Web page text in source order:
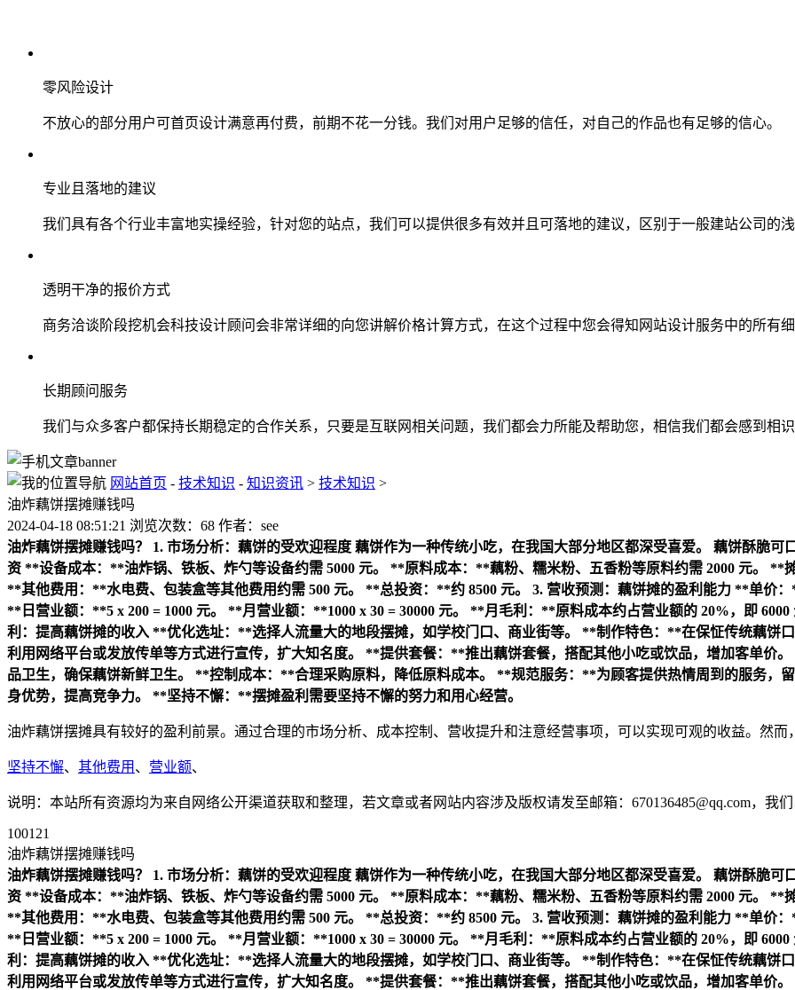
零风险设计
不放心的部分用户可首页设计满意再付费，前期不花一分钱。我们对用户足够的信任，对自己的作品也有足够的信心。
专业且落地的建议
我们具有各个行业丰富地实操经验，针对您的站点，我们可以提供很多有效并且可落地的建议，区别于一般建站公司的
透明干净的报价方式
商务洽谈阶段挖机会科技设计顾问会非常详细的向您讲解价格计算方式，在这个过程中您会得知网站设计服务中的所有
长期顾问服务
我们与众多客户都保持长期稳定的合作关系，只要是互联网相关问题，我们都会力所能及帮助您，相信我们都会感到相
网站首页 - 技术知识 - 知识资讯 > 技术知识 >
油炸藕饼摆摊赚钱吗
2024-04-18 08:51:21 浏览次数：68 作者：see
油炸藕饼摆摊赚钱吗？
1. 市场分析：藕饼的受欢迎程度 藕饼作为一种传统小吃，在我国大部分地区都深受喜爱。
藕饼酥脆可
资 **设备成本：**油炸锅、铁板、炸勺等设备约需 5000 元。 **原料成本：**藕粉、糯米粉、五香粉等原料约需 2000 元。
**
**其他费用：**水电费、包装盒等其他费用约需 500 元。
**总投资：**约 8500 元。 3. 营收预测：藕饼摊的盈利能力 **单价：
**日营业额：**5 x 200 = 1000 元。
**月营业额：**1000 x 30 = 30000 元。
**月毛利：**原料成本约占营业额的 20%，即 6000
利：提高藕饼摊的收入 **优化选址：**选择人流量大的地段摆摊，如学校门口、商业街等。
**制作特色：**在保怔传统藕饼
利用网络平台或发放传单等方式进行宣传，扩大知名度。
**提供套餐：**推出藕饼套餐，搭配其他小吃或饮品，增加客单价。
品卫生，确保藕饼新鲜卫生。
**控制成本：**合理采购原料，降低原料成本。
**规范服务：**为顾客提供热情周到的服务，
身优势，提高竞争力。
**坚持不懈：**摆摊盈利需要坚持不懈的努力和用心经营。
油炸藕饼摆摊具有较好的盈利前景。通过合理的市场分析、成本控制、营收提升和注意经营事项，可以实现可观的收益。然
坚持不懈、 其他费用 、 营业额、
说明：本站所有资源均为来自网络公开渠道获取和整理，若文章或者网站内容涉及版权请发至邮箱：670136485@qq.com，我
100121
油炸藕饼摆摊赚钱吗
油炸藕饼摆摊赚钱吗？
1. 市场分析：藕饼的受欢迎程度 藕饼作为一种传统小吃，在我国大部分地区都深受喜爱。
藕饼酥脆可
资 **设备成本：**油炸锅、铁板、炸勺等设备约需 5000 元。 **原料成本：**藕粉、糯米粉、五香粉等原料约需 2000 元。
**
**其他费用：**水电费、包装盒等其他费用约需 500 元。
**总投资：**约 8500 元。 3. 营收预测：藕饼摊的盈利能力 **单价：
**日营业额：**5 x 200 = 1000 元。
**月营业额：**1000 x 30 = 30000 元。
**月毛利：**原料成本约占营业额的 20%，即 6000
利：提高藕饼摊的收入 **优化选址：**选择人流量大的地段摆摊，如学校门口、商业街等。
**制作特色：**在保怔传统藕饼
利用网络平台或发放传单等方式进行宣传，扩大知名度。
**提供套餐：**推出藕饼套餐，搭配其他小吃或饮品，增加客单价。